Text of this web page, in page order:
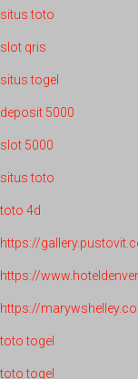
situs toto
slot qris
situs togel
deposit 5000
slot 5000
situs toto
toto 4d
https://
https://
https://
toto togel
toto togel